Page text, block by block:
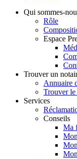
Qui sommes-
Rôle
Espace
Trouver un
Annuaire
Trouver le
Services
Conseils
Ma